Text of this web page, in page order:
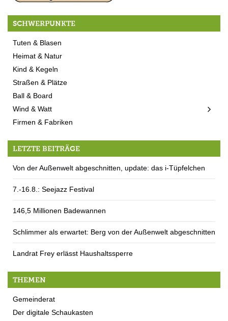
SCHWERPUNKTE
Tuten & Blasen
Heimat & Natur
Kind & Kegeln
Straßen & Plätze
Ball & Board
Wind & Watt
Firmen & Fabriken
LETZTE BEITRÄGE
Von der Außenwelt abgeschnitten, update: das i-Tüpfelchen
7.-16.8.: Seejazz Festival
146,5 Millionen Badewannen
Schlimmer als erwartet: Berg von der Außenwelt abgeschnitten
Landrat Frey erlässt Haushaltssperre
THEMEN
Gemeinderat
Der digitale Schaukasten